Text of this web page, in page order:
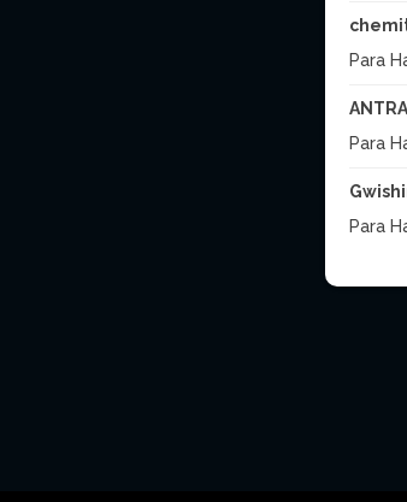
Para
Para
Para